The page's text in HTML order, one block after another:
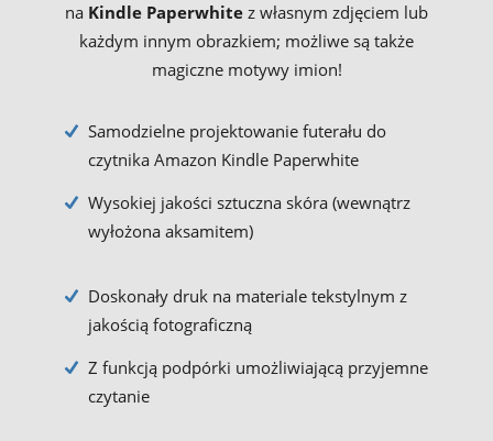
na Kindle Paperwhite z własnym zdjęciem lub
każdym innym obrazkiem; możliwe są także
magiczne motywy imion!
Samodzielne projektowanie futerału do
czytnika Amazon Kindle Paperwhite
Wysokiej jakości sztuczna skóra (wewnątrz
wyłożona aksamitem)
Doskonały druk na materiale tekstylnym z
jakością fotograficzną
Z funkcją podpórki umożliwiającą przyjemne
czytanie